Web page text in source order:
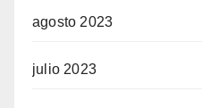
agosto 2023
julio 2023